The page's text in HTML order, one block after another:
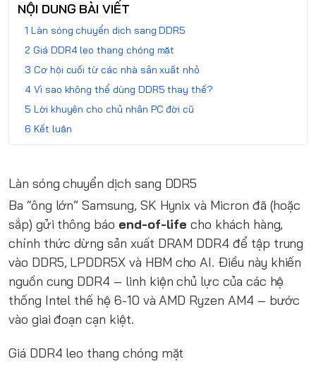
NỘI DUNG BÀI VIẾT
Làn sóng chuyển dịch sang DDR5
Giá DDR4 leo thang chóng mặt
Cơ hội cuối từ các nhà sản xuất nhỏ
Vì sao không thể dùng DDR5 thay thế?
Lời khuyên cho chủ nhân PC đời cũ
Kết luận
Làn sóng chuyển dịch sang DDR5
Ba “ông lớn” Samsung, SK Hynix và Micron đã (hoặc
sắp) gửi thông báo end-of-life cho khách hàng,
chính thức dừng sản xuất DRAM DDR4 để tập trung
vào DDR5, LPDDR5X và HBM cho AI. Điều này khiến
nguồn cung DDR4 – linh kiện chủ lực của các hệ
thống Intel thế hệ 6-10 và AMD Ryzen AM4 – bước
vào giai đoạn cạn kiệt.
Giá DDR4 leo thang chóng mặt